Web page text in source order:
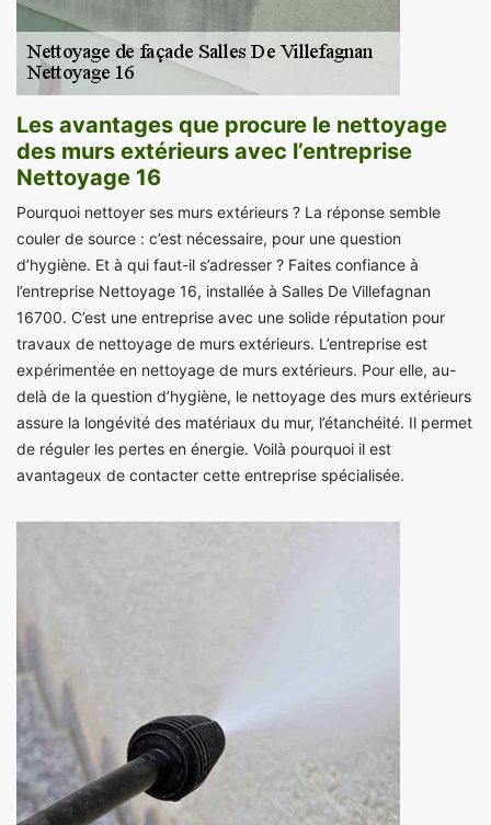
Les avantages que procure le nettoyage
des murs extérieurs avec l’entreprise
Nettoyage 16
Pourquoi nettoyer ses murs extérieurs ? La réponse semble
couler de source : c’est nécessaire, pour une question
d’hygiène. Et à qui faut-il s’adresser ? Faites confiance à
l’entreprise Nettoyage 16, installée à Salles De Villefagnan
16700. C’est une entreprise avec une solide réputation pour
travaux de nettoyage de murs extérieurs. L’entreprise est
expérimentée en nettoyage de murs extérieurs. Pour elle, au-
delà de la question d’hygiène, le nettoyage des murs extérieurs
assure la longévité des matériaux du mur, l’étanchéité. Il permet
de réguler les pertes en énergie. Voilà pourquoi il est
avantageux de contacter cette entreprise spécialisée.